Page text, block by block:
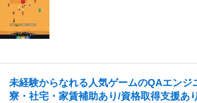
未経験からなれる人気ゲームのQAエンジ
寮・社宅・家賃補助あり/資格取得支援あり